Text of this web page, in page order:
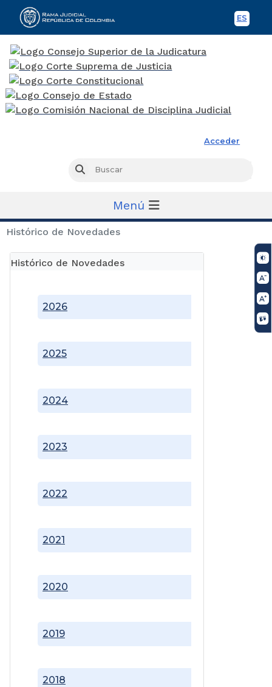
ES
Acceder
Buscar
Menú
Histórico de Novedades
Histórico de Novedades
2018
2019
2020
2021
2022
2023
2024
2025
2026